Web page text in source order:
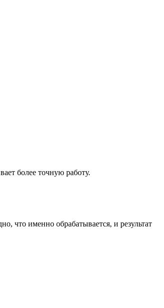
более точную работу.
что именно обрабатывается, и результат